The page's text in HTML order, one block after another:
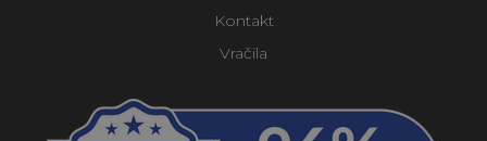
Kontakt
Vračila